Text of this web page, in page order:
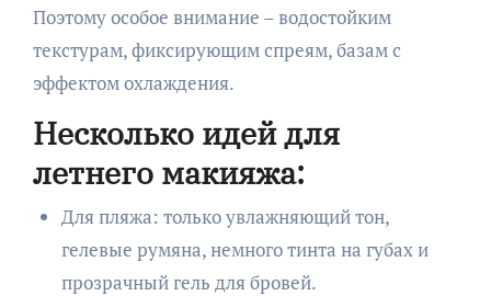
Поэтому особое внимание – водостойким
текстурам, фиксирующим спреям, базам с
эффектом охлаждения.
Несколько идей для
летнего макияжа:
Для пляжа: только увлажняющий тон,
гелевые румяна, немного тинта на губах и
прозрачный гель для бровей.